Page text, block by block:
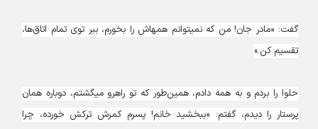
گفت: «مادر جان! من که نمی‎توانم همه‎اش را بخورم، ببر توی تمام اتاق‌ها،
تقسیم کن.»
حلوا را بردم و به همه دادم، همین‌طور که تو راهرو می‎گشتم، دوباره همان
پرستار را دیدم، گفتم: «ببخشید خانم! پسرم کمرش ترکش خورده، چرا